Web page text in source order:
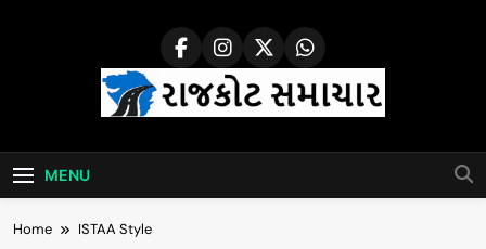
Rajkot Samachar
MENU
Home ISTAA Style